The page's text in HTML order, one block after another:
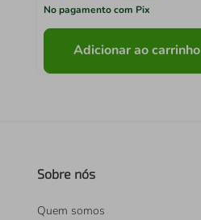
No pagamento com Pix
Adicionar ao carrinho
Sobre nós
Quem somos